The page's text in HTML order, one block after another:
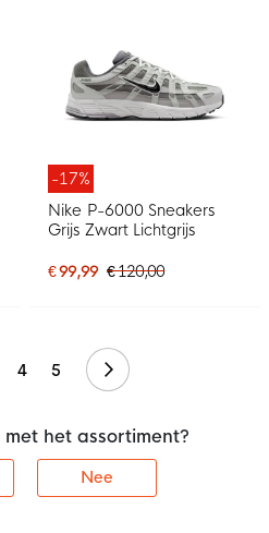
-17%
Nike P-6000 Sneakers
Grijs Zwart Lichtgrijs
€ 99,99 € 120,00
4 5 Volgende
het assortiment?
Nee